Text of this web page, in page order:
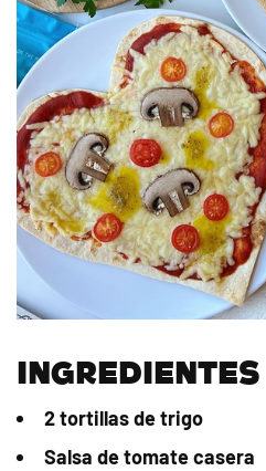
INGREDIENTES
2 tortillas de trigo
Salsa de tomate casera